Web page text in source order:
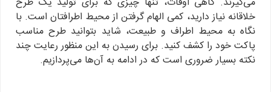
خلاقانه نیاز دارید، کمی الهام گرفتن از محیط اطرافتان است. با
نگاه به محیط اطراف و طبیعت، شاید بتوانید طرح مناسب
پاکت خود را کشف کنید. برای رسیدن به این منظور رعایت چند
نکته بسیار ضروری است که در ادامه به آن‌ها می‌پردازیم.